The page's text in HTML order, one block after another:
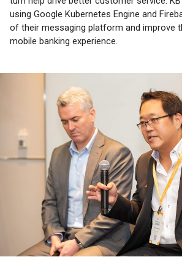
using Google Kubernetes Engine and
of their messaging platform and improve
mobile banking experience.